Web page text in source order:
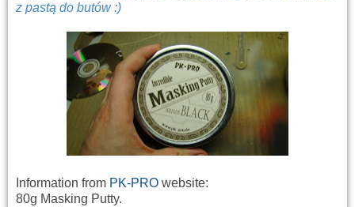
z pastą do butów :)
Information from PK-PRO website:
80g Masking Putty.